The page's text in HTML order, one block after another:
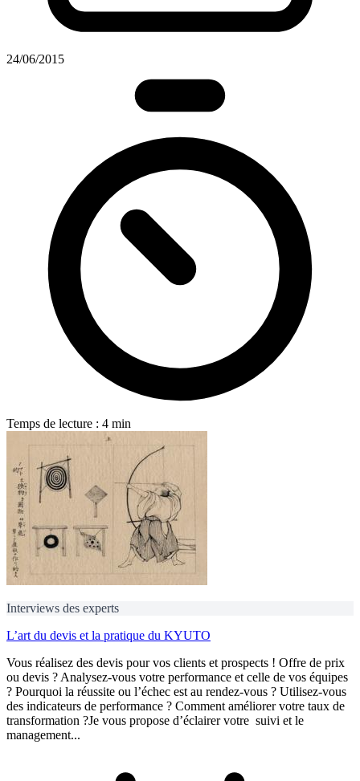
24/06/2015
Temps de lecture : 4 min
Interviews des experts
L’art du devis et la pratique du KYUTO
Vous réalisez des devis pour vos clients et prospects ! Offre de prix
ou devis ? Analysez-vous votre performance et celle de vos équipes
? Pourquoi la réussite ou l’échec est au rendez-vous ? Utilisez-vous
des indicateurs de performance ? Comment améliorer votre taux de
transformation ?Je vous propose d’éclairer votre suivi et le
management...